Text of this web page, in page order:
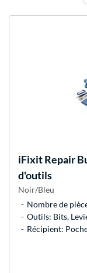
iFixitRepair
d'outils
Noir/Bleu
Nombre de
Outils: Bits,
Récipient: